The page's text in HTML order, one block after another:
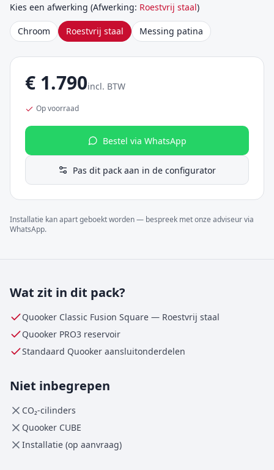
Kies een afwerking (Afwerking: Roestvrij staal)
Chroom Roestvrij staal Messing patina
€ 1.790incl. BTW
Op voorraad
Bestel via WhatsApp
Pas dit pack aan in de configurator
Installatie kan apart geboekt worden — bespreek met onze adviseur via
WhatsApp.
Wat zit in dit pack?
Quooker Classic Fusion Square — Roestvrij staal
Quooker PRO3 reservoir
Standaard Quooker aansluitonderdelen
Niet inbegrepen
CO₂-cilinders
Quooker CUBE
Installatie (op aanvraag)